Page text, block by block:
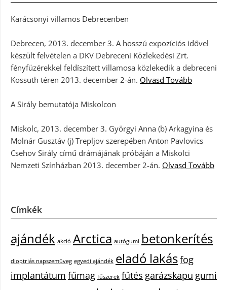
Karácsonyi villamos Debrecenben
Debrecen, 2013. december 3. A hosszú expozíciós idővel
készült felvételen a DKV Debreceni Közlekedési Zrt.
fényfüzérekkel feldíszített villamosa közlekedik a debreceni
Kossuth téren 2013. december 2-án. Olvasd Tovább
A Sirály bemutatója Miskolcon
Miskolc, 2013. december 3. Györgyi Anna (b) Arkagyina és
Molnár Gusztáv (j) Trepljov szerepében Anton Pavlovics
Csehov Sirály című drámájának próbáján a Miskolci
Nemzeti Színházban 2013. december 2-án. Olvasd Tovább
Címkék
ajándék akció Arctica autógumi betonkerítés
dioptriás napszemüveg egyedi ajándék eladó lakásfog
implantátum fűmag fűszerek fűtés garázskapu gumi